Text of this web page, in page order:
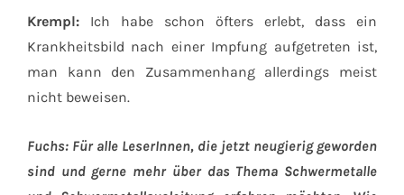
Krempl: Ich habe schon öfters erlebt, dass ein
Krankheitsbild nach einer Impfung aufgetreten ist,
man kann den Zusammenhang allerdings meist
nicht beweisen.
Fuchs: Für alle LeserInnen, die jetzt neugierig geworden
sind und gerne mehr über das Thema Schwermetalle